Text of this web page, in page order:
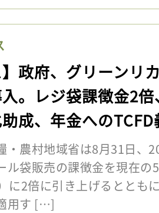
】政府、グリーンリ
。レジ袋課徴金2倍
成、年金へのTCFD
農村地域省は8月31日、
ル袋販売の課徴金を現在の
に2倍に引き上げるととも
用す […]